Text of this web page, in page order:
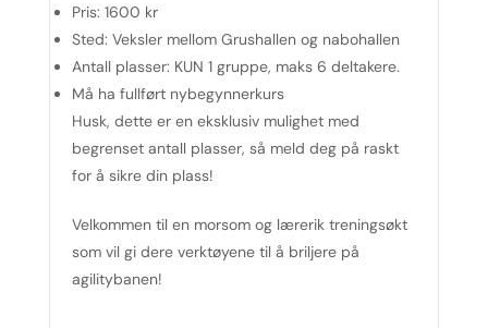
Pris: 1600 kr
Sted: Veksler mellom Grushallen og nabohallen
Antall plasser: KUN 1 gruppe, maks 6 deltakere.
Må ha fullført nybegynnerkurs
Husk, dette er en eksklusiv mulighet med
begrenset antall plasser, så meld deg på raskt
for å sikre din plass!
Velkommen til en morsom og lærerik treningsøkt
som vil gi dere verktøyene til å briljere på
agilitybanen!